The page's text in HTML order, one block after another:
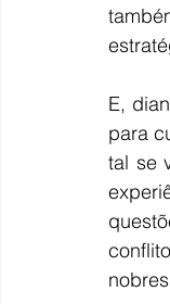
E,
para
tal se